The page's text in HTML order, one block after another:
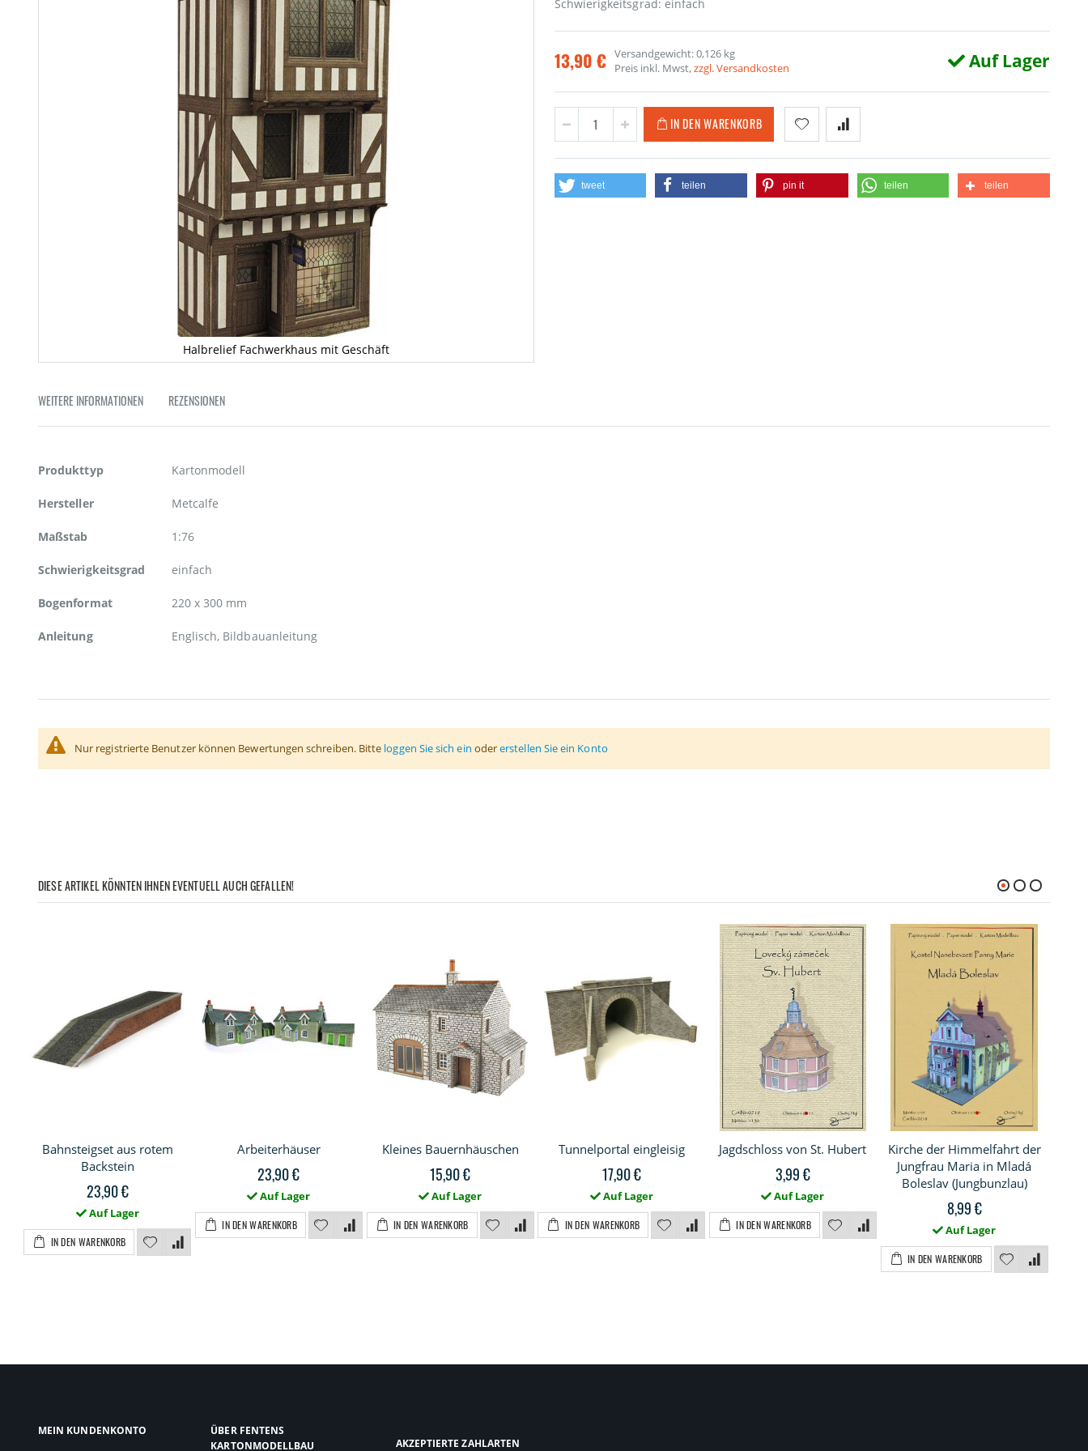
Halbrelief Fachwerkhaus mit Geschäft
der
springen
Schwierigkeitsgrad: einfach
13,90 € Versandgewicht: 0,126 kg
Preis inkl. Mwst,zzgl. Versandkosten Auf Lager
IN DEN WARENKORB
tweet teilen pin it teilen teilen
WEITERE INFORMATIONEN REZENSIONEN
Weitere
Produkttyp Kartonmodell
Hersteller Metcalfe
Maßstab 1:76
Schwierigkeitsgrad einfach
Bogenformat 220 x 300 mm
Anleitung Englisch, Bildbauanleitung
Nur registrierte Benutzer können Bewertungen schreiben. Bitte loggen Sie sich ein odererstellen Sie ein Konto
DIESE ARTIKEL KÖNNTEN IHNEN EVENTUELL AUCH GEFALLEN!
Bahnsteigset aus rotem
Backstein
23,90 €
Auf Lager
IN DEN WARENKORB
Arbeiterhäuser
23,90 €
Auf Lager
IN DEN WARENKORB
Kleines Bauernhäuschen
15,90 €
Auf Lager
IN DEN WARENKORB
Tunnelportal eingleisig
17,90 €
Auf Lager
IN DEN WARENKORB
Jagdschloss von St. Hubert
3,99 €
Auf Lager
IN DEN WARENKORB
Kirche der Himmelfahrt der
Jungfrau Maria in Mladá
Boleslav (Jungbunzlau)
8,99 €
Auf Lager
IN DEN WARENKORB
MEIN KUNDENKONTO
ÜBER FENTENS
KARTONMODELLBAU
AKZEPTIERTE ZAHLARTEN